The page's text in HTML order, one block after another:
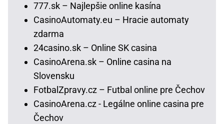
777.sk – Najlepšie online kasína
CasinoAutomaty.eu – Hracie automaty
zdarma
24casino.sk – Online SK casina
CasinoArena.sk – Online casina na
Slovensku
FotbalZpravy.cz – Futbal online pre Čechov
CasinoArena.cz - Legálne online casina pre
Čechov